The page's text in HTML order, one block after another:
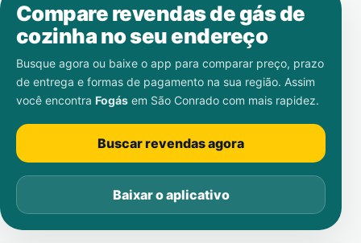
Compare revendas de gás de
cozinha no seu endereço
Busque agora ou baixe o app para comparar preço, prazo
de entrega e formas de pagamento na sua região. Assim
você encontra Fogás em São Conrado com mais rapidez.
Buscar revendas agora
Baixar o aplicativo